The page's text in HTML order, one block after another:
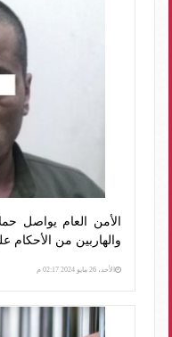
الأمن العام يواصل
والهاربين من
الأحد، 26 مايو 2024 02:17 م